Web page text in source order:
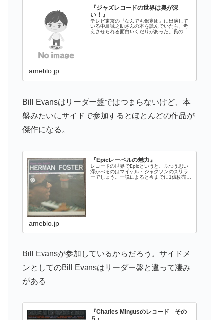
『ジャズレコードの世界は奥が深
い！』
テレビ東京の『なんでも鑑定団』に出演して
いる中島誠之助さんの本を読んでいたら、考
えさせられる面白いくだりがあった。氏の論
ameblo.jp
Bill Evansはリーダー盤ではつまらないけど、本
盤みたいにサイドで参加するとほとんどの作品が
傑作になる。
『Epicレーベルの魅力』
レコードの世界でEpicというと、ふつう思い
浮かべるのはマイケル・ジャクソンのスリラ
ーでしょう。一説によると今までに1億枚売れ
ameblo.jp
Bill Evansが参加しているからだろう。サイドメ
ンとしてのBill Evansはリーダー盤と違って凄み
がある
『Charles Mingusのレコード その
５』